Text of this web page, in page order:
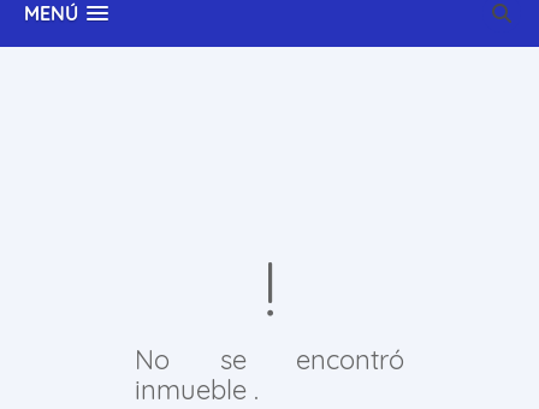
MENÚ
No se encontró
inmueble .